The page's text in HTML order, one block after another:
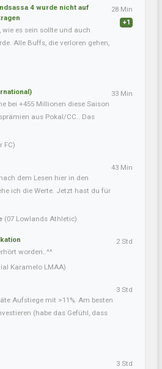
4 wurde nicht auf
wie es sein sollte und auch
Alle Buffs, die verloren gehen,
28 Min
+1
bei +455 Millionen diese Saison
aus Pokal/CC.. Das
FC)
33 Min
dem Lesen hier in den
ich die Werte. Jetzt hast du für
(07 Lowlands Athletic)
43 Min
worden..^^
Karamelo LMAA)
2 Std
Aufstiege mit >11%. Am besten
(habe das Gefühl, dass
3 Std
3 Std